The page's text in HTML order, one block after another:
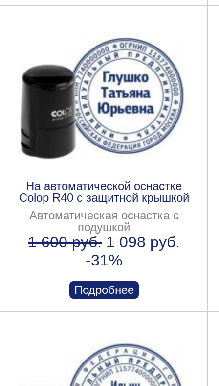
На автоматической оснастке
Colop R40 с защитной крышкой
Автоматическая оснастка с
подушкой
1 600 руб. 1 098 руб.
-31%
Подробнее